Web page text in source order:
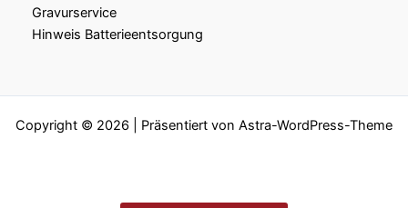
Gravurservice
Hinweis Batterieentsorgung
Copyright © 2026 | Präsentiert von Astra-WordPress-Theme